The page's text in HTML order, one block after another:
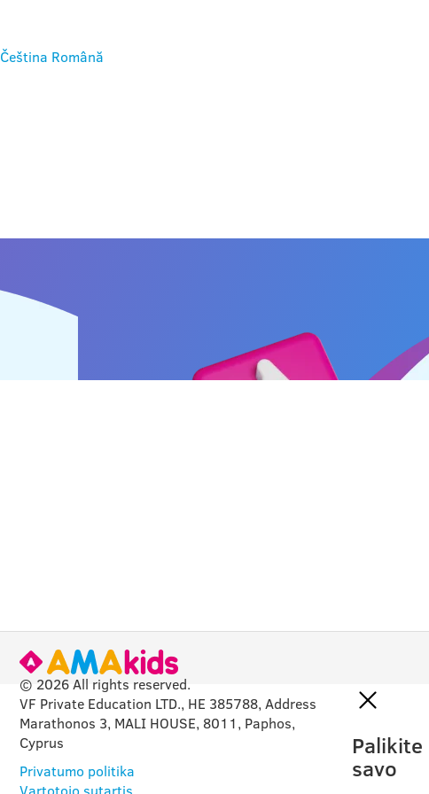
Čeština Română
© 2026 All rights reserved.
VF Private Education LTD., HE 385788, Address
Marathonos 3, MALI HOUSE, 8011, Paphos,
Cyprus
Privatumo politika
Palikite
savo